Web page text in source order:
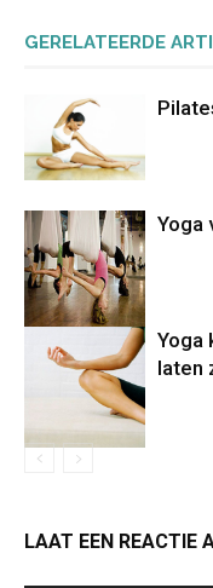
GERELATEERDE
Yoga
Yoga
laten
LAAT EEN REACTIE